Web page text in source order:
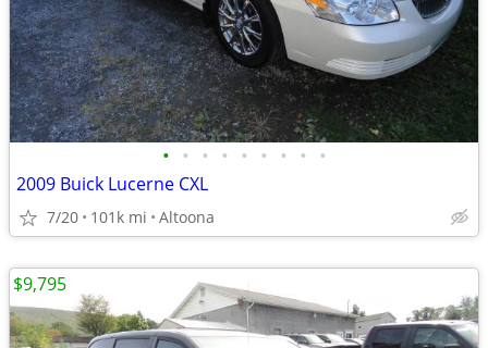
• • • • • • • • •
2009 Buick Lucerne CXL
7/20 101k mi Altoona
$9,795